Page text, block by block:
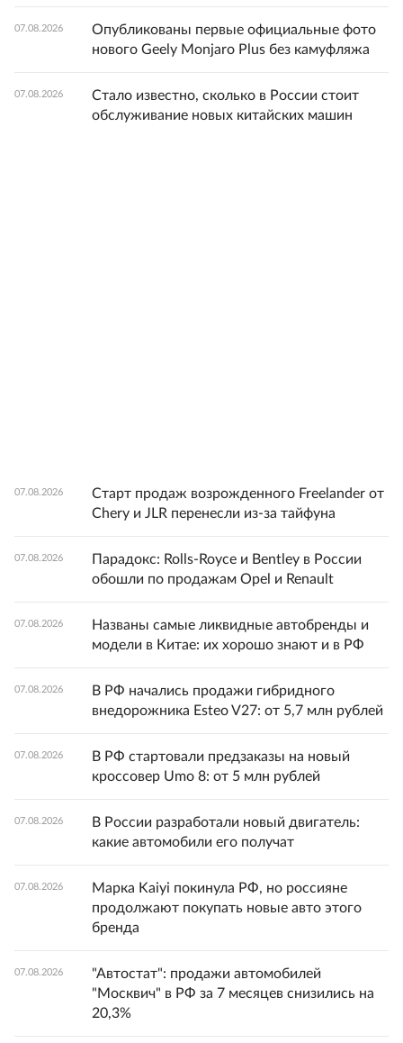
07.08.2026
Опубликованы первые официальные фото
нового Geely Monjaro Plus без камуфляжа
07.08.2026
Стало известно, сколько в России стоит
обслуживание новых китайских машин
07.08.2026
Старт продаж возрожденного Freelander от
Chery и JLR перенесли из-за тайфуна
07.08.2026
Парадокс: Rolls-Royce и Bentley в России
обошли по продажам Opel и Renault
07.08.2026
Названы самые ликвидные автобренды и
модели в Китае: их хорошо знают и в РФ
07.08.2026
В РФ начались продажи гибридного
внедорожника Esteo V27: от 5,7 млн рублей
07.08.2026
В РФ стартовали предзаказы на новый
кроссовер Umo 8: от 5 млн рублей
07.08.2026
В России разработали новый двигатель:
какие автомобили его получат
07.08.2026
Марка Kaiyi покинула РФ, но россияне
продолжают покупать новые авто этого
бренда
07.08.2026
"Автостат": продажи автомобилей
"Москвич" в РФ за 7 месяцев снизились на
20,3%